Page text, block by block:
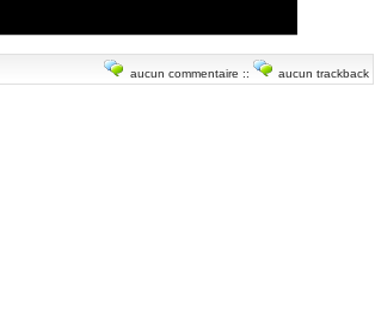
aucun commentaire :: aucun trackback